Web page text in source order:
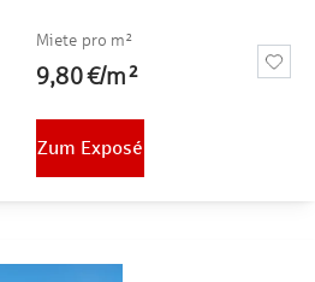
Miete pro m²
9,80 €/m²
Zum Exposé